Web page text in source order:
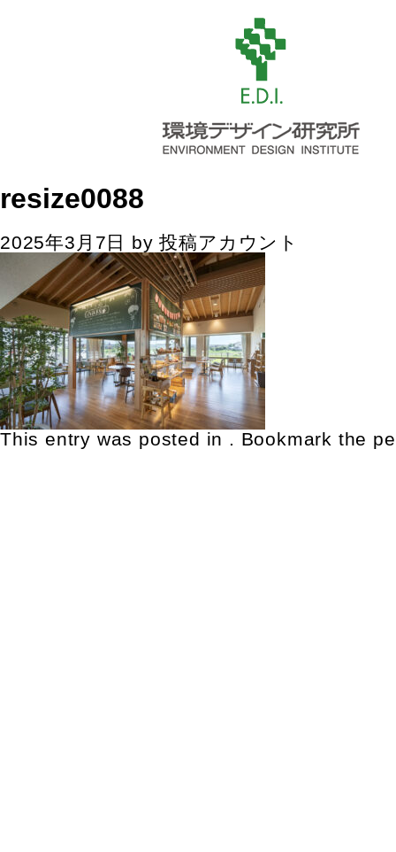
resize0088
2025年3月7日 by投稿アカウント
This entry was posted in . Bookmark the